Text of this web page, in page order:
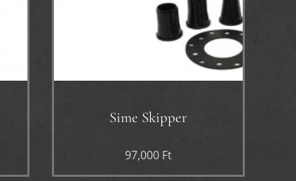
Sime Skipper
97,000Ft